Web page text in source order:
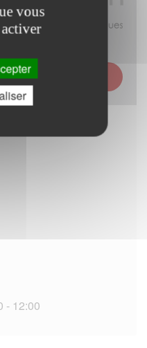
DE SAINT-BRIEUC -
- 12:00
vous